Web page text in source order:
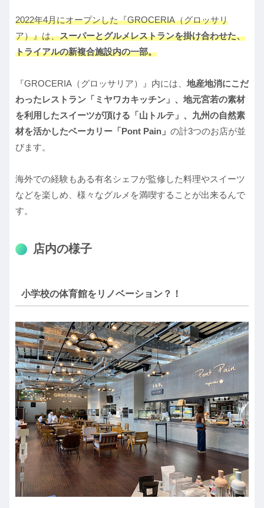
2022年4月にオープンした『GROCERIA（グロッサリ
ア）』は、スーパーとグルメレストランを掛け合わせた、
トライアルの新複合施設内の一部。
『GROCERIA（グロッサリア）』内には、 地産地消にこだ
わったレストラン「ミヤワカキッチン」、地元宮若の素材
を利用したスイーツが頂ける「山トルテ」、九州の自然素
材を活かしたベーカリー「Pont Pain」 の計3つのお店が並
びます。
海外での経験もある有名シェフが監修した料理やスイーツ
などを楽しめ、様々なグルメを満喫することが出来るんで
す。
店内の様子
小学校の体育館をリノベーション？！